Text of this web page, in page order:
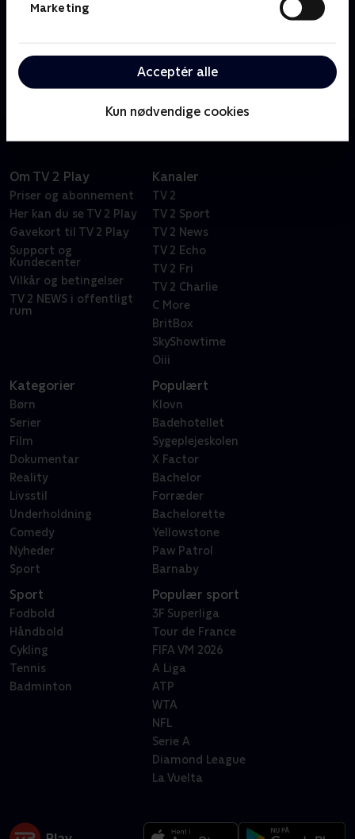
Marketing
Acceptér alle
Kun nødvendige cookies
boliger og hjælper familier med almindelige
indkomster med at komme ind på det brandvarme
Om TV 2 Play
Priser og abonnement
Her kan du se TV 2 Play
Gavekort til TV 2 Play
Support og
Kundecenter
Vilkår og betingelser
TV 2 NEWS i offentligt
rum
Kanaler
TV 2
TV 2 Sport
TV 2 News
TV 2 Echo
TV 2 Fri
TV 2 Charlie
C More
BritBox
SkyShowtime
Oiii
Kategorier
Børn
Serier
Film
Dokumentar
Reality
Livsstil
Underholdning
Comedy
Nyheder
Sport
Populært
Klovn
Badehotellet
Sygeplejeskolen
X Factor
Bachelor
Forræder
Bachelorette
Yellowstone
Paw Patrol
Barnaby
Sport
Fodbold
Håndbold
Cykling
Tennis
Badminton
Populær sport
3F Superliga
Tour de France
FIFA VM 2026
A Liga
ATP
WTA
NFL
Serie A
Diamond League
La Vuelta